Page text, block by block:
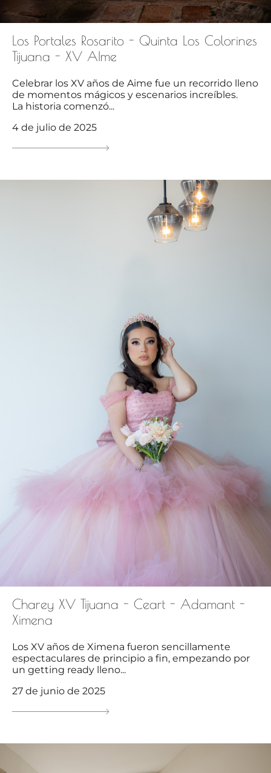
Los Portales Rosarito - Quinta Los Colorines
Tijuana - XV AIme
Celebrar los XV años de Aime fue un recorrido lleno
de momentos mágicos y escenarios increíbles.
La historia comenzó...
4 de julio de 2025
Charey XV Tijuana - Ceart - Adamant -
Ximena
Los XV años de Ximena fueron sencillamente
espectaculares de principio a fin, empezando por
un getting ready lleno...
27 de junio de 2025